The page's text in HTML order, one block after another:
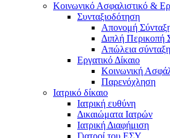
Κοινωνικό Ασφαλιστικό &
Συνταξιοδότηση
Απονομή
Διπλή Περικοπή
Απώλεια
Εργατικό Δίκαιο
Κοινωνική
Παρενόχληση
Ιατρικό δίκαιο
Ιατρική ευθύνη
Δικαιώματα Ιατρών
Ιατρική Διαφήμιση
Γιατροί του ΕΣΥ